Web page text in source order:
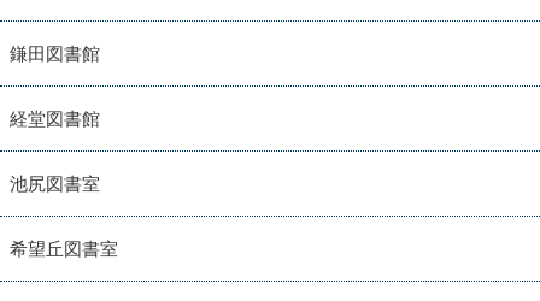
鎌田図書館
経堂図書館
池尻図書室
希望丘図書室